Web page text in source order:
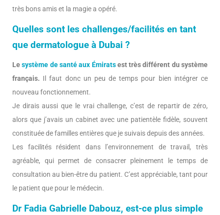
très bons amis et la magie a opéré.
Quelles sont les challenges/facilités en tant
que dermatologue à Dubai ?
Lesystème de santé aux Émiratsest très différent du système
français. Il faut donc un peu de temps pour bien intégrer ce
nouveau fonctionnement.
Je dirais aussi que le vrai challenge, c’est de repartir de zéro,
alors que j’avais un cabinet avec une patientèle fidèle, souvent
constituée de familles entières que je suivais depuis des années.
Les facilités résident dans l’environnement de travail, très
agréable, qui permet de consacrer pleinement le temps de
consultation au bien-être du patient. C’est appréciable, tant pour
le patient que pour le médecin.
Dr Fadia Gabrielle Dabouz, est-ce plus simple